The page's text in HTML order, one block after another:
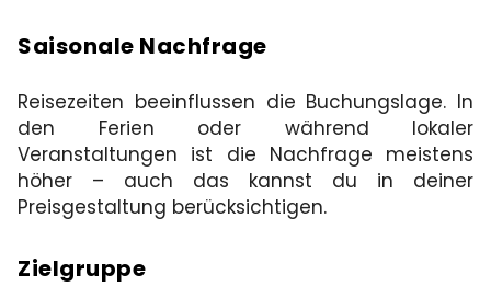
Saisonale Nachfrage
Reisezeiten beeinflussen die Buchungslage. In
den Ferien oder während lokaler
Veranstaltungen ist die Nachfrage meistens
höher – auch das kannst du in deiner
Preisgestaltung berücksichtigen.
Zielgruppe